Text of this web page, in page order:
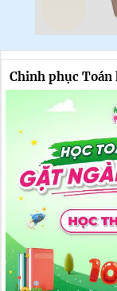
Chinh phục Toán